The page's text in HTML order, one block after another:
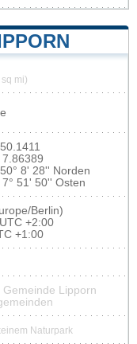
mi)
50.1411
7.86389
50° 8' 28'' Norden
7° 51' 50'' Osten
Berlin)
+2:00
+1:00
Gemeinde Lipporn
Naturpark